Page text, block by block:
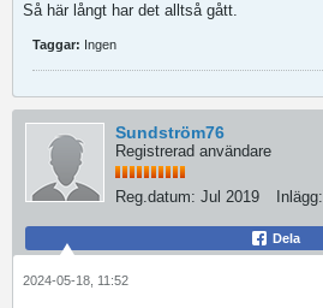
Så här långt har det alltså gått.
Taggar: Ingen
Sundström76
Registrerad användare
Reg.datum: Jul 2019 Inlägg:
Dela
2024-05-18, 11:52